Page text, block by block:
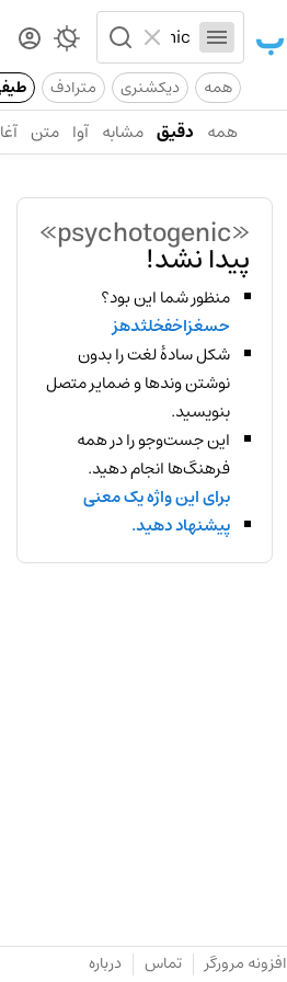
همه دیکشنری مترادف
همه دقیق مشابه آوا متن
«psychotogenic»
پیدا نشد!
منظور شما این بود؟
حسغزاخفخلثدهز
شکل سادهٔ لغت را بدون
نوشتن وندها و ضمایر متصل
بنویسید.
این جست‌وجو را در همه
فرهنگ‌ها انجام دهید.
برای این واژه یک معنی
پیشنهاد دهید.
افزونه مرورگر تماس درباره